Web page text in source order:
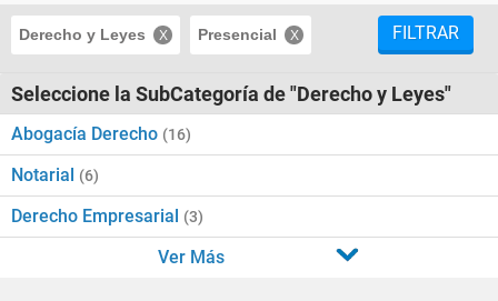
Derecho y Leyes Presencial FILTRAR
Seleccione la SubCategoría de "Derecho y Leyes"
Abogacía Derecho (16)
Notarial (6)
Derecho Empresarial (3)
Ver Más